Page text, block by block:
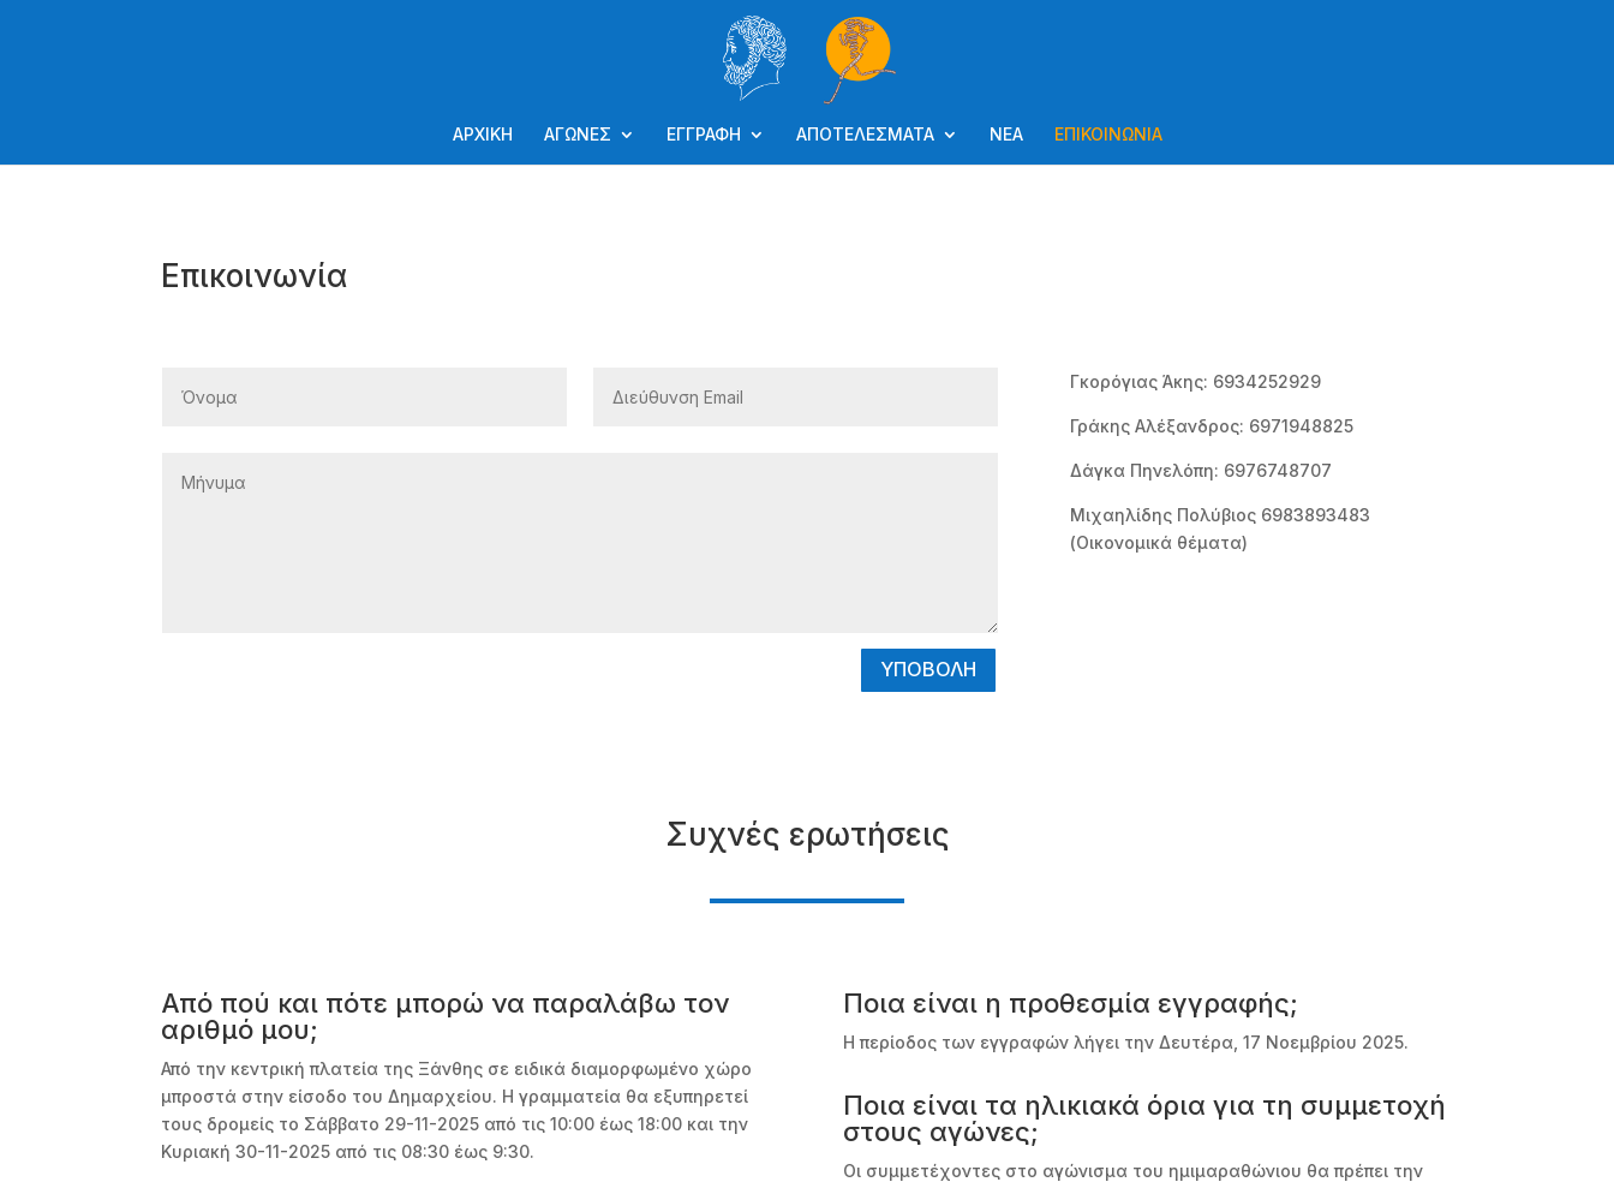
ΑΡΧΙΚΗ ΑΓΩΝΕΣ ΕΓΓΡΑΦΗ ΑΠΟΤΕΛΕΣΜΑΤΑ ΝΕΑ ΕΠΙΚΟΙΝΩΝΙΑ
Επικοινωνία
ΥΠΟΒΟΛΗ
Γκορόγιας Άκης: 6934252929
Γράκης Αλέξανδρος: 6971948825
Δάγκα Πηνελόπη: 6976748707
Μιχαηλίδης Πολύβιος 6983893483
(Οικονομικά θέματα)
Συχνές ερωτήσεις
Από πού και πότε μπορώ να παραλάβω τον
αριθμό μου;
Από την κεντρική πλατεία της Ξάνθης σε ειδικά διαμορφωμένο χώρο
μπροστά στην είσοδο του Δημαρχείου. Η γραμματεία θα εξυπηρετεί
τους δρομείς το Σάββατο 29-11-2025 από τις 10:00 έως 18:00 και την
Κυριακή 30-11-2025 από τις 08:30 έως 9:30.
Ποια είναι η προθεσμία εγγραφής;
Η περίοδος των εγγραφών λήγει την Δευτέρα, 17 Νοεμβρίου 2025.
Ποια είναι τα ηλικιακά όρια για τη συμμετοχή
στους αγώνες;
Οι συμμετέχοντες στο αγώνισμα του ημιμαραθώνιου θα πρέπει την